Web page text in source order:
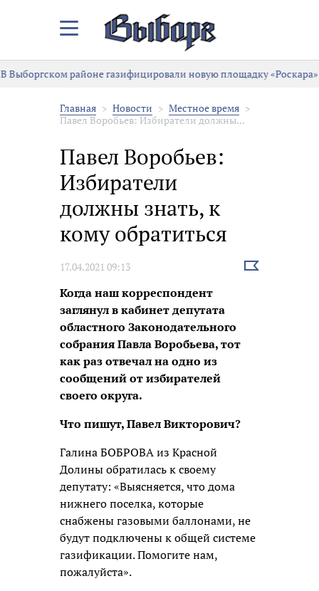
Закрыть/
меню
районе газифицировали новую площадку «Роскара»
Главная Новости
Местное время
Павел Воробьев: Избиратели должны...
Павел Воробьев:
Избиратели
должны знать, к
кому обратиться
17.04.2021 09:13
Выбрать
Когда наш корреспондент
заглянул в кабинет депутата
областного Законодательного
собрания Павла Воробьева, тот
как раз отвечал на одно из
сообщений от избирателей
своего округа.
Что пишут, Павел Викторович?
Галина БОБРОВА из Красной
Долины обратилась к своему
депутату: «Выясняется, что дома
нижнего поселка, которые
снабжены газовыми баллонами, не
будут подключены к общей системе
газификации. Помогите нам,
пожалуйста».